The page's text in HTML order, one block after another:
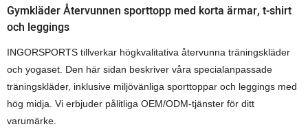
Gymkläder Återvunnen sporttopp med korta ärmar, t-shirt
och leggings
INGORSPORTS tillverkar högkvalitativa återvunna träningskläder
och yogaset. Den här sidan beskriver våra specialanpassade
träningskläder, inklusive miljövänliga sporttoppar och leggings med
hög midja. Vi erbjuder pålitliga OEM/ODM-tjänster för ditt
varumärke.